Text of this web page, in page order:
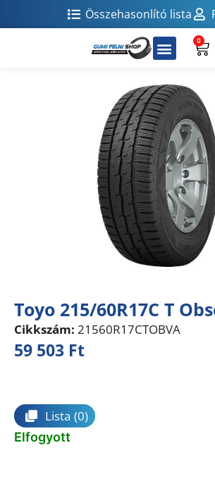
Összehasonlító lista
0
Toyo 215/60R17C T
Cikkszám: 21560R17CTOBVA
59 503 Ft
Lista (0)
Elfogyott